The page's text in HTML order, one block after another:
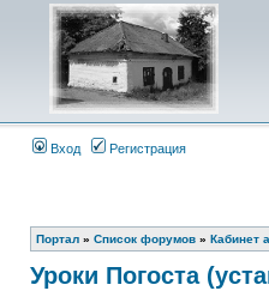
Вход Регистрация
Портал » Список форумов » Кабинет
Уроки Погоста